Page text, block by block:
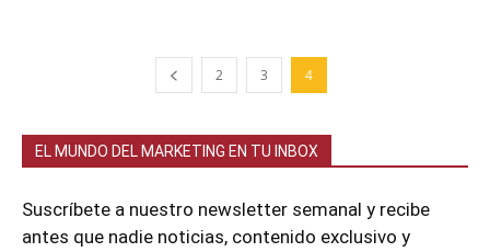
2 3 4
EL MUNDO DEL MARKETING EN TU INBOX
Suscríbete a nuestro newsletter semanal y recibe
antes que nadie noticias, contenido exclusivo y